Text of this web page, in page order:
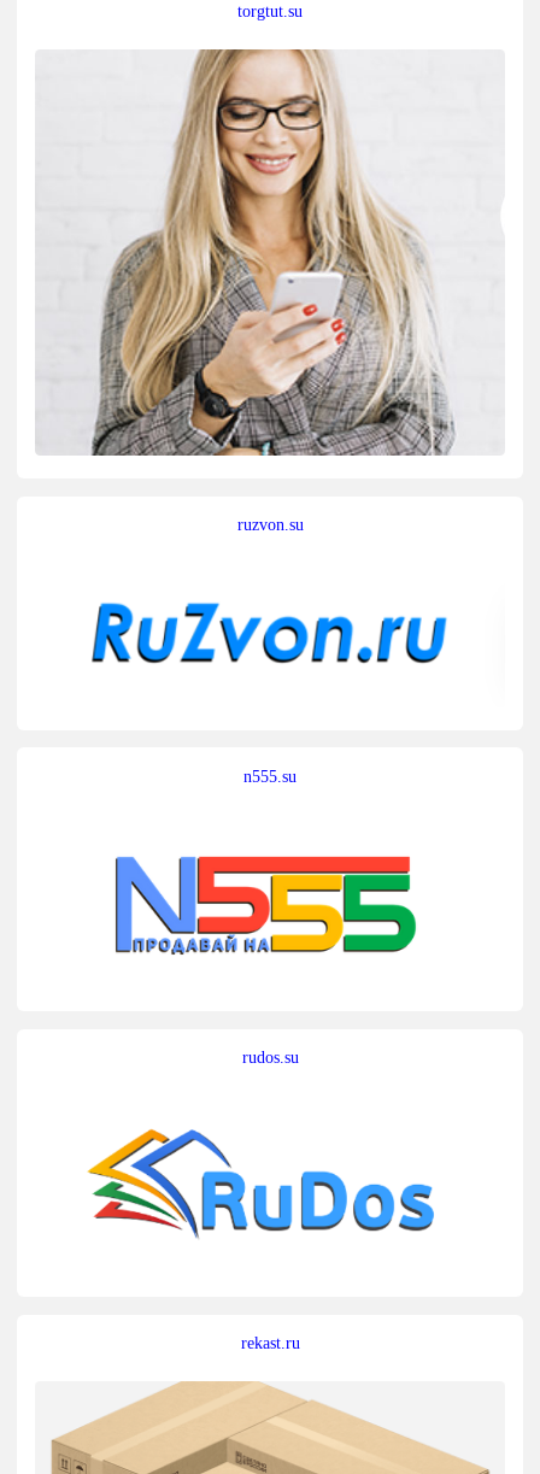
torgtut.su
ruzvon.su
n555.su
rudos.su
rekast.ru